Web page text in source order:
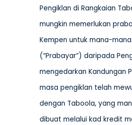
Pengiklan di Rangkaian
mungkin memerlukan
Kempen untuk mana-
(“Prabayar”) daripada
mengedarkan Kandungan
masa pengiklan telah
dengan Taboola, yang
dibuat melalui kad kredit